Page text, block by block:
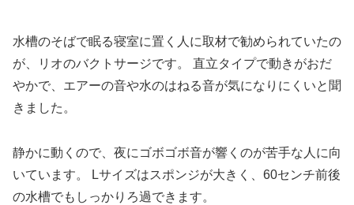
水槽のそばで眠る寝室に置く人に取材で勧められていたの
が、リオのバクトサージです。 直立タイプで動きがおだ
やかで、エアーの音や水のはねる音が気になりにくいと聞
きました。
静かに動くので、夜にゴボゴボ音が響くのが苦手な人に向
いています。 Lサイズはスポンジが大きく、60センチ前後
の水槽でもしっかりろ過できます。